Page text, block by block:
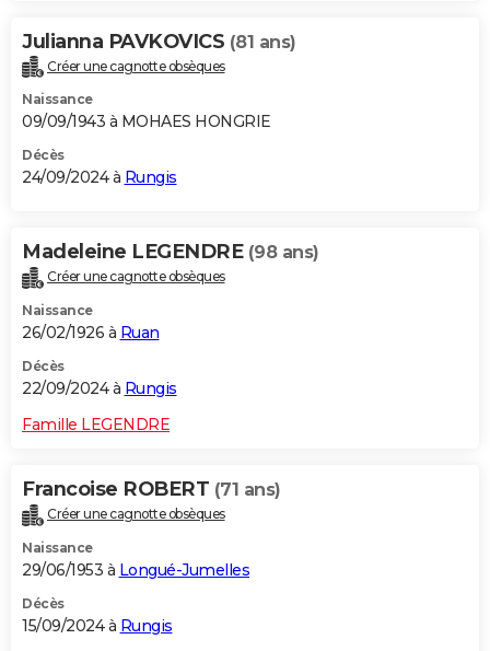
Julianna PAVKOVICS (81 ans)
Créer une cagnotte obsèques
Naissance
09/09/1943 à MOHAES HONGRIE
Décès
24/09/2024 à Rungis
Madeleine LEGENDRE (98 ans)
Créer une cagnotte obsèques
Naissance
26/02/1926 à Ruan
Décès
22/09/2024 à Rungis
Famille LEGENDRE
Francoise ROBERT (71 ans)
Créer une cagnotte obsèques
Naissance
29/06/1953 à Longué-Jumelles
Décès
15/09/2024 à Rungis